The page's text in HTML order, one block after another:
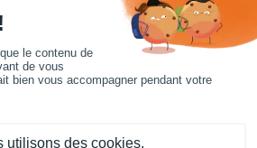
en ligne sécurisés 7 J/7